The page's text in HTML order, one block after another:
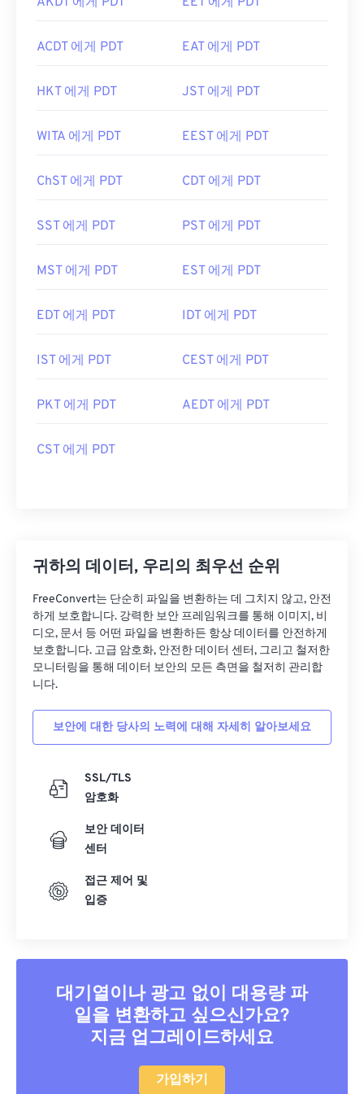
ACDT 에게 PDT EAT 에게 PDT
HKT 에게 PDT JST 에게 PDT
WITA 에게 PDT EEST 에게 PDT
ChST 에게 PDT CDT 에게 PDT
SST 에게 PDT PST 에게 PDT
MST 에게 PDT EST 에게 PDT
EDT 에게 PDT IDT 에게 PDT
IST 에게 PDT CEST 에게 PDT
PKT 에게 PDT AEDT 에게 PDT
CST 에게 PDT
귀하의 데이터, 우리의 최우선 순위
FreeConvert는 단순히 파일을 변환하는 데 그치지 않고, 안전
하게 보호합니다. 강력한 보안 프레임워크를 통해 이미지, 비
디오, 문서 등 어떤 파일을 변환하든 항상 데이터를 안전하게
보호합니다. 고급 암호화, 안전한 데이터 센터, 그리고 철저한
모니터링을 통해 데이터 보안의 모든 측면을 철저히 관리합
니다.
보안에 대한 당사의 노력에 대해 자세히 알아보세요
SSL/TLS
암호화
보안 데이터
센터
접근 제어 및
입증
대기열이나 광고 없이 대용량 파
일을 변환하고 싶으신가요?
지금 업그레이드하세요
가입하기